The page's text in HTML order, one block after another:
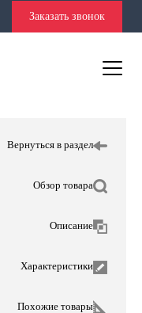
Заказать звонок
Вернуться в раздел
Обзор товара
Описание
Характеристики
Похожие товары